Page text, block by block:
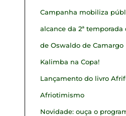
Campanha mobiliza
alcance da 2ª temporada
de Oswaldo de Camargo
Kalimba na Copa!
Lançamento do livro
Afriotimismo
Novidade: ouça o